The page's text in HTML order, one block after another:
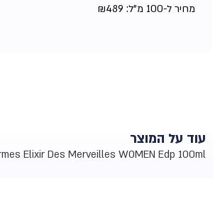
מחיר ל-100 מ"ל:
₪489
עוד על המוצר
Elixir Des Merveilles WOMEN Edp 100ml